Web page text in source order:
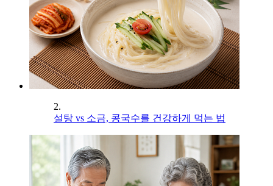
2.
설탕 vs 소금, 콩국수를 건강하게 먹는 법